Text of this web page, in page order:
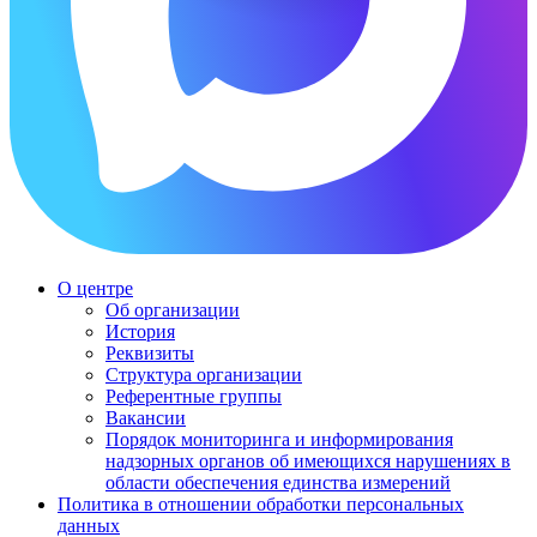
О центре
Об организации
История
Реквизиты
Структура организации
Референтные группы
Вакансии
Порядок мониторинга и информирования
надзорных органов об имеющихся нарушениях в
области обеспечения единства измерений
Политика в отношении обработки персональных
данных